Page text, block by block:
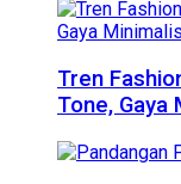
Tren
Tone, Gaya